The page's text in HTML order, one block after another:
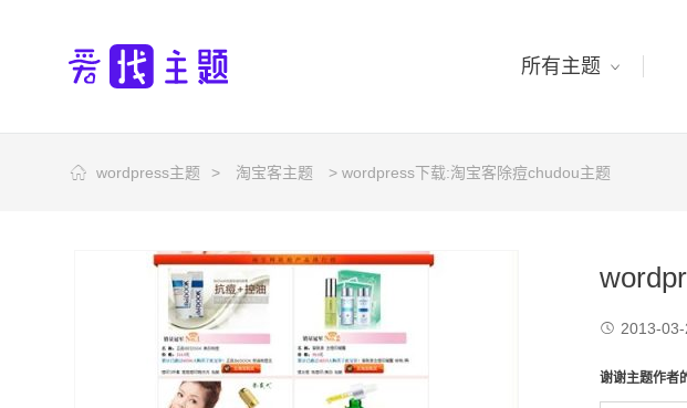
所有主题
wordpress主题 > 淘宝客主题 > wordpress下载:淘宝客除痘chudou主题
 2013-03-
谢谢主题作者